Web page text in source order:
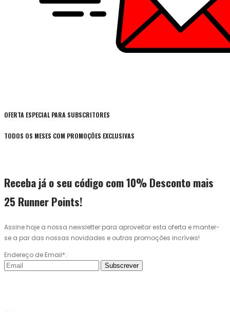
OFERTA ESPECIAL PARA SUBSCRITORES
TODOS OS MESES COM PROMOÇÕES EXCLUSIVAS
Receba já o seu código com 10% Desconto mais
25 Runner Points!
Assine hoje a nossa newsletter para aproveitar esta oferta e manter-
se a par das nossas novidades e outras promoções incríveis!
Endereço de Email*:
Subscrever